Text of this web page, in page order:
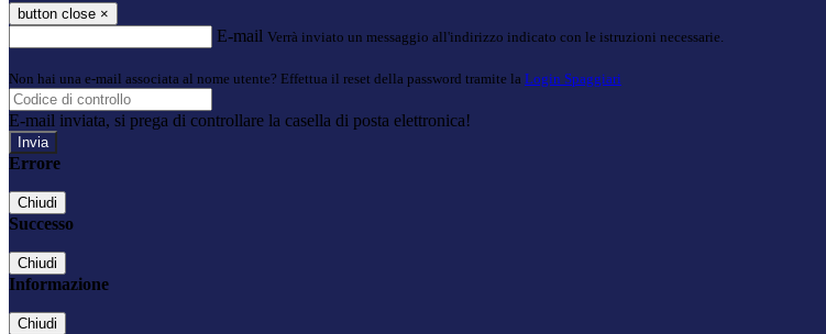
button close ×
E-mail Verrà inviato un messaggio all'indirizzo indicato con le istruzioni necessarie.
Non hai una e-mail associata al nome utente? Effettua il reset della password tramite la Login Spaggiari
E-mail inviata, si prega di controllare la casella di posta elettronica!
Errore
Chiudi
Successo
Chiudi
Informazione
Chiudi